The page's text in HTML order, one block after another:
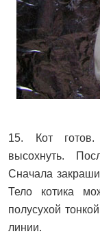
15. Кот
высохнуть.
Сначала
Тело котика
полусухой
линии.